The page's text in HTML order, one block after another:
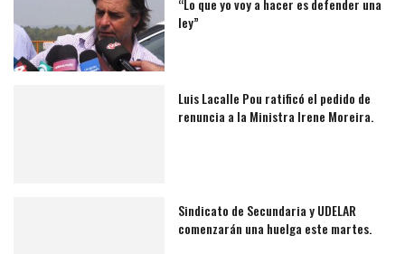
“Lo que yo voy a hacer es defender una
ley”
Luis Lacalle Pou ratificó el pedido de
renuncia a la Ministra Irene Moreira.
Sindicato de Secundaria y UDELAR
comenzarán una huelga este martes.